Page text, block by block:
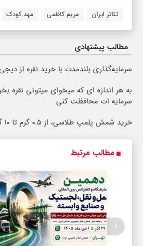
تئاتر ایران مریم کاظمی مهد کودک
مطالب پیشنهادی
سرمایه‌گذاری بلندمدت با خرید نقره از
به هر اندازه ای که میخوای میتونی نقره
سرمایه ات محافظت کنی
خرید شمش پلمپ طلاسی، از ۰.۵ گرم تا ۱۰ گرم
مطالب مرتبط
‹